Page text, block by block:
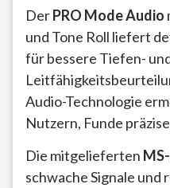
DerPRO Mode Audio
und Tone Roll liefert
für bessere Tiefen-
Audio-Technologie
Nutzern, Funde
Die mitgelieferten
schwache Signale und